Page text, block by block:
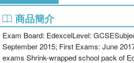
商品簡介
Exam Board: EdexcelLevel:
September 2015; First Exams: June
exams Shrink-wrapped school pack of